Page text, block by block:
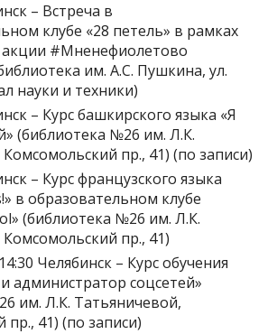
– Встреча в
клубе «28 петель» в рамках
акции #Мненефиолетово
им. А.С. Пушкина, ул.
науки и техники)
– Курс башкирского языка «Я
(библиотека №26 им. Л.К.
пр., 41) (по записи)
– Курс французского языка
в образовательном клубе
(библиотека №26 им. Л.К.
пр., 41)
Челябинск – Курс обучения
администратор соцсетей»
им. Л.К. Татьяничевой,
41) (по записи)